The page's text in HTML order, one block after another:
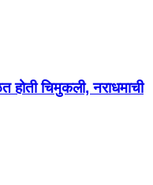
चिमुकली, नराधमाची